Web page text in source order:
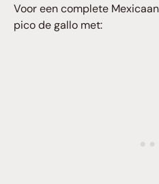
Voor een complete
pico de gallo met: